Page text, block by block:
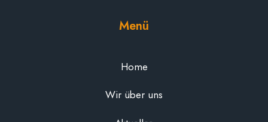
Menü
Home
Wir über uns